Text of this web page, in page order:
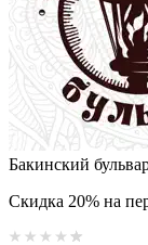
Бакинский
Скидка 20% на